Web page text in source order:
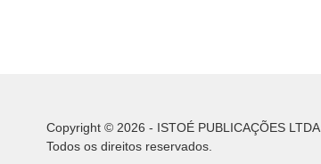
Copyright © 2026 - ISTOÉ PUBLICAÇÕES LTDA
Todos os direitos reservados.